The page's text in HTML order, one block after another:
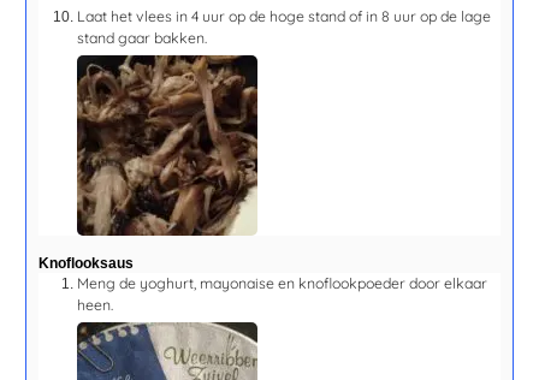
Laat het vlees in 4 uur op de hoge stand of in 8 uur op de lage
stand gaar bakken.
Knoflooksaus
Meng de yoghurt, mayonaise en knoflookpoeder door elkaar
heen.